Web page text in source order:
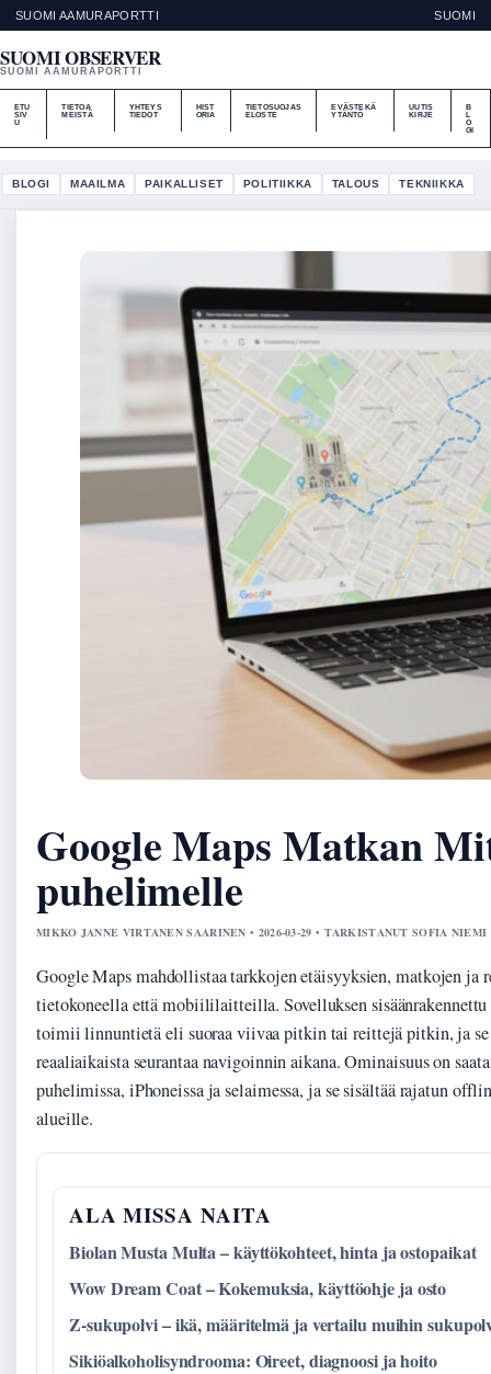
SUOMI AAMURAPORTTI SUOMI
SUOMI OBSERVER
SUOMI AAMURAPORTTI
ETU
SIV
U
TIETOA
MEISTÄ
YHTEYS
TIEDOT
HIST
ORIA
TIETOSUOJAS
ELOSTE
EVÄSTEKÄ
YTÄNTÖ
UUTIS
KIRJE
B
O
GI
BLOGI MAAILMA PAIKALLISET POLITIIKKA TALOUS TEKNIIKKA
Google Maps Matkan
puhelimelle
MIKKO JANNE VIRTANEN SAARINEN • 2026-03-29 • TARKISTANUT SOFIA NIEMI
Google Maps mahdollistaa tarkkojen etäisyyksien, matkojen ja
tietokoneella että mobiililaitteilla. Sovelluksen
toimii linnuntietä eli suoraa viivaa pitkin tai reittejä pitkin, ja
reaaliaikaista seurantaa navigoinnin aikana. Ominaisuus on
puhelimissa, iPhoneissa ja selaimessa, ja se sisältää rajatun
alueille.
ALA MISSA NAITA
Biolan Musta Multa – käyttökohteet, hinta ja ostopaikat
Wow Dream Coat – Kokemuksia, käyttöohje ja osto
Z-sukupolvi – ikä, määritelmä ja vertailu muihin
Sikiöalkoholisyndrooma: Oireet, diagnoosi ja hoito